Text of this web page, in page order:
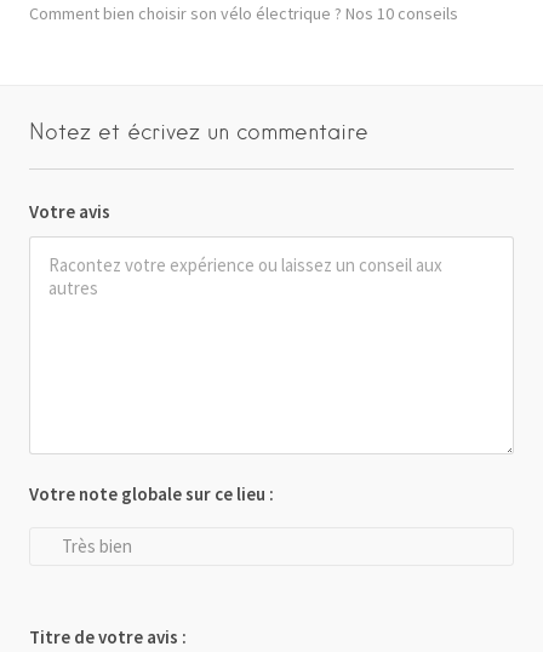
Comment bien choisir son vélo électrique ? Nos 10 conseils
Notez et écrivez un commentaire
Votre avis
Votre note globale sur ce lieu :
Très bien
Titre de votre avis :